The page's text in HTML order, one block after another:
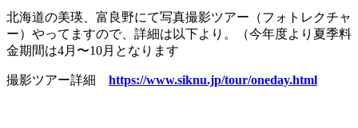
北海道の美瑛、富良野にて写真撮影ツアー（フォトレクチャ
ー）やってますので、詳細は以下より。（今年度より夏季料
金期間は4月〜10月となります
撮影ツアー詳細 https://www.siknu.jp/tour/oneday.html